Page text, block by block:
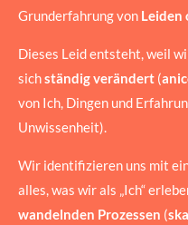
Grunderfahrung von Leiden
Dieses Leid entsteht, weil
sichständig verändert (
von Ich, Dingen und
Unwissenheit).
Wir identifizieren uns mit
alles, was wir als „Ich“
wandelnden Prozessen (